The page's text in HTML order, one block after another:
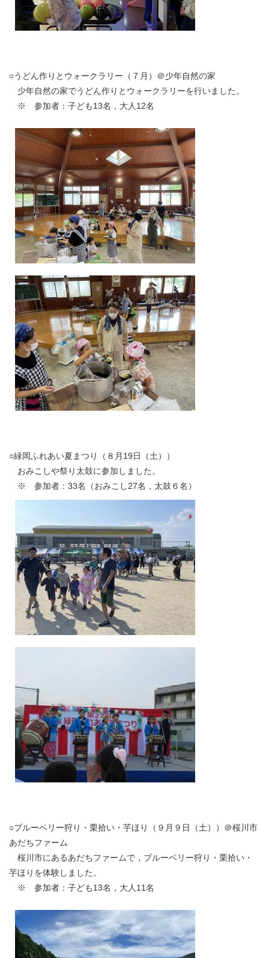
○うどん作りとウォークラリー（７月）＠少年自然の家
少年自然の家でうどん作りとウォークラリーを行いました。
※ 参加者：子ども13名，大人12名
○緑岡ふれあい夏まつり（８月19日（土））
おみこしや祭り太鼓に参加しました。
※ 参加者：33名（おみこし27名，太鼓６名）
○ブルーベリー狩り・栗拾い・芋ほり（９月９日（土））＠桜川市
あだちファーム
桜川市にあるあだちファームで，ブルーベリー狩り・栗拾い・
芋ほりを体験しました。
※ 参加者：子ども13名，大人11名